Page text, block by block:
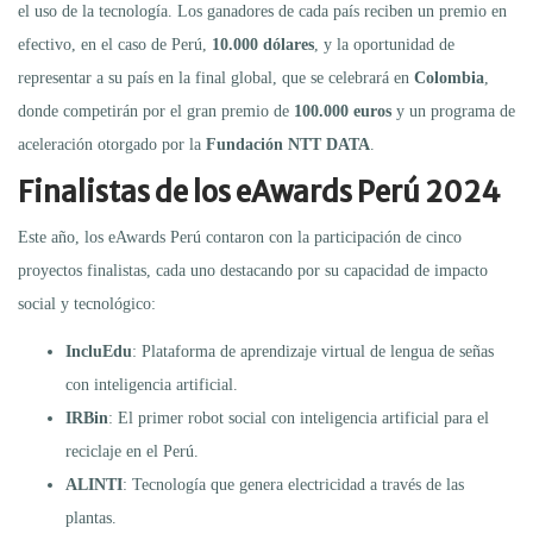
el uso de la tecnología. Los ganadores de cada país reciben un premio en
efectivo, en el caso de Perú, 10.000 dólares , y la oportunidad de
representar a su país en la final global, que se celebrará en Colombia
donde competirán por el gran premio de 100.000 euros y un programa de
aceleración otorgado por la Fundación NTT DATA
Finalistas de los eAwards Perú 2024
Este año, los eAwards Perú contaron con la participación de cinco
proyectos finalistas, cada uno destacando por su capacidad de impacto
social y tecnológico:
IncluEdu: Plataforma de aprendizaje virtual de lengua de señas
con inteligencia artificial.
IRBin: El primer robot social con inteligencia artificial para el
reciclaje en el Perú.
ALINTI: Tecnología que genera electricidad a través de las
plantas.